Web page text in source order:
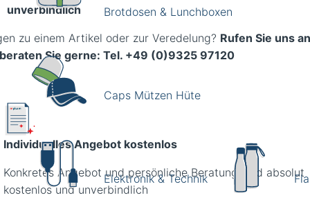
Brotdosen & Lunchboxen
Caps Mützen Hüte
Elektronik & Technik
unverbindlich
zu einem Artikel oder zur Veredelung? Rufen Sie uns
Sie gerne: Tel. +49 (0)9325 97120
Individuelles Angebot kostenlos
Konkretes Angebot und persönliche Beratung sind absolut
kostenlos und unverbindlich